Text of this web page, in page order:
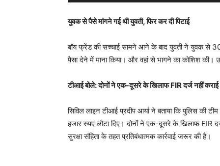
युवक से पैसे मांगने गई थी युवती, फिर कर दी पिटाई
बॉय फ्रेंड की सच्चाई सामने आने के बाद युवती ने युवक से
पैसा देने में माना किया। और वहां से भागने का कोशिश की।
टीआई बोले: दोनों ने एक-दूसरे के खिलाफ FIR दर्ज नहीं कराई
सिविल लाइन टीआई प्रदीप आर्या ने बताया कि पुलिस
हजार रुपए लौटा दिए। दोनों ने एक-दूसरे के खिलाफ FIR
सुरक्षा संहिता के तहत प्रतिबंधात्मक कार्रवाई जरूर की है।